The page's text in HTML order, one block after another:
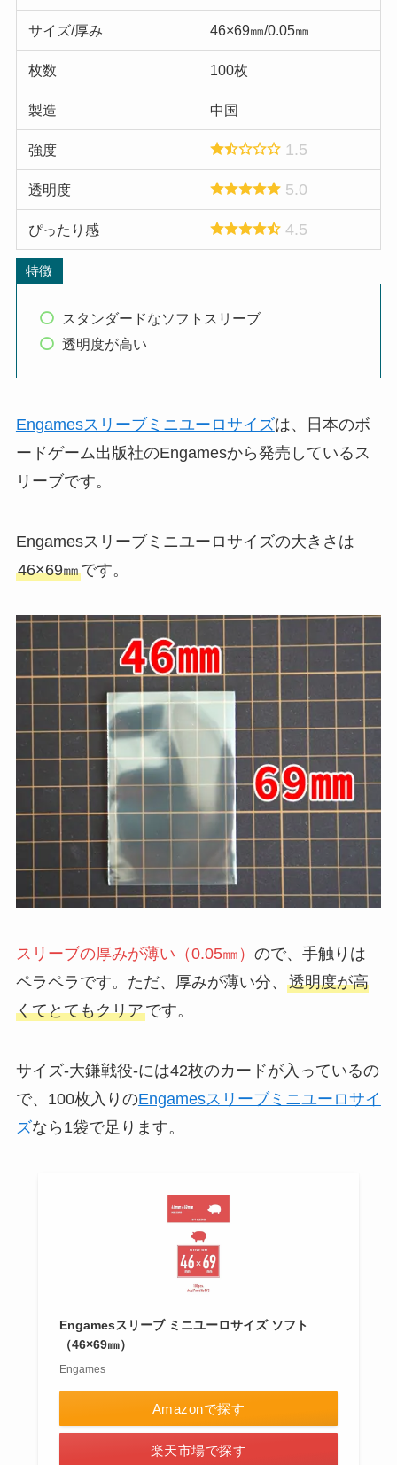
サイズ/厚み 46×69㎜/0.05㎜
枚数 100枚
製造 中国
強度 1.5
透明度 5.0
ぴったり感 4.5
特徴
スタンダードなソフトスリーブ
透明度が高い
Engamesスリーブミニユーロサイズは、日本のボ
ードゲーム出版社のEngamesから発売しているス
リーブです。
Engamesスリーブミニユーロサイズの大きさは
46×69㎜です。
スリーブの厚みが薄い（0.05㎜） ので、手触りは
ペラペラです。ただ、厚みが薄い分、 透明度が高
くてとてもクリアです。
サイズ-大鎌戦役-には42枚のカードが入っているの
で、100枚入りのEngamesスリーブミニユーロサイ
ズなら1袋で足ります。
Engamesスリーブ ミニユーロサイズ ソフト
（46×69㎜）
Engames
Amazonで探す
楽天市場で探す